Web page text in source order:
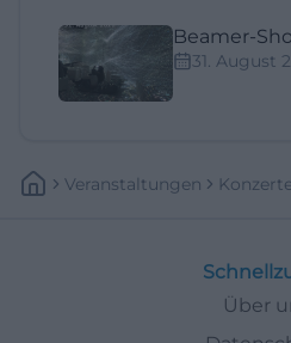
Beamer-
31. August
Veranstaltungen
Über